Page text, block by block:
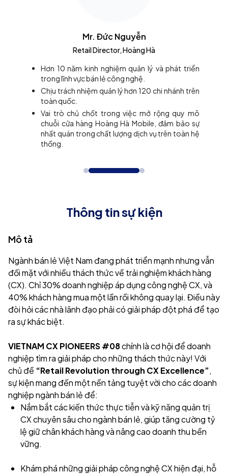
Mr. Đức Nguyễn
Retail Director, Hoàng Hà
Hơn 10 năm kinh nghiệm quản lý và phát triển
trong lĩnh vực bán lẻ công nghệ.
Chịu trách nhiệm quản lý hơn 120 chi nhánh trên
toàn quốc.
Vai trò chủ chốt trong việc mở rộng quy mô
chuỗi cửa hàng Hoàng Hà Mobile, đảm bảo sự
nhất quán trong chất lượng dịch vụ trên toàn hệ
thống.
Thông tin sự kiện
Mô tả
Ngành bán lẻ Việt Nam đang phát triển mạnh nhưng vẫn
đối mặt với nhiều thách thức về trải nghiệm khách hàng
(CX). Chỉ 30% doanh nghiệp áp dụng công nghệ CX, và
40% khách hàng mua một lần rồi không quay lại. Điều này
đòi hỏi các nhà lãnh đạo phải có giải pháp đột phá để tạo
ra sự khác biệt.
VIETNAM CX PIONEERS #08chính là cơ hội để doanh
nghiệp tìm ra giải pháp cho những thách thức này! Với
chủ đề “Retail Revolution through CX Excellence”,
sự kiện mang đến một nền tảng tuyệt vời cho các doanh
nghiệp ngành bán lẻ để:
Nắm bắt các kiến thức thực tiễn và kỹ năng quản trị
CX chuyên sâu cho ngành bán lẻ, giúp tăng cường tỷ
lệ giữ chân khách hàng và nâng cao doanh thu bền
vững.
Khám phá những giải pháp công nghệ CX hiện đại, hỗ